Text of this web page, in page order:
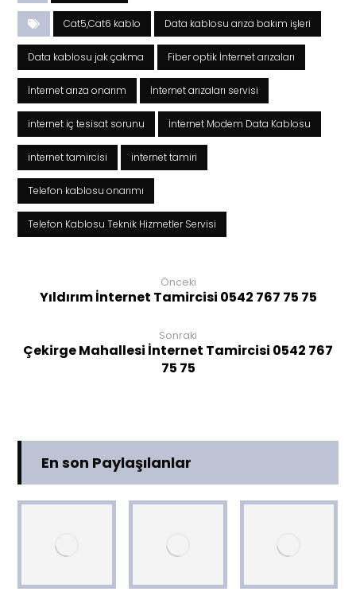
Cat5,Cat6 kablo Data kablosu arıza bakım işleri
Data kablosu jak çakma Fiber optik İnternet arızaları
İnternet arıza onarım İnternet arızaları servisi
internet iç tesisat sorunu İnternet Modem Data Kablosu
internet tamircisi internet tamiri
Telefon kablosu onarımı
Telefon Kablosu Teknik Hizmetler Servisi
Önceki
Yıldırım İnternet Tamircisi 0542 767 75 75
Sonraki
Çekirge Mahallesi İnternet Tamircisi 0542 767
75 75
En son Paylaşılanlar